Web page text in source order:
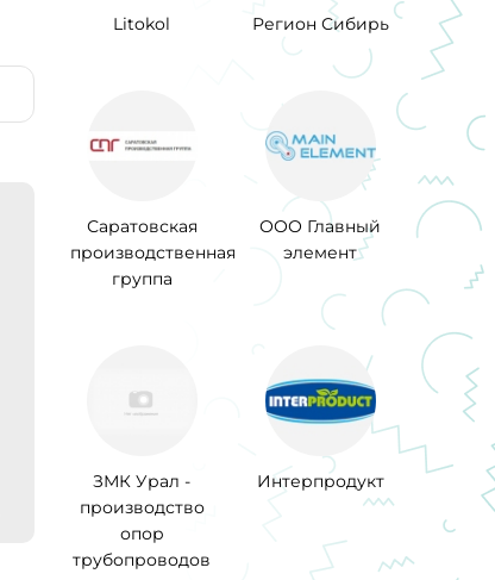
Litokol Регион Сибирь
Саратовская
производственная
группа
ООО Главный
элемент
ЗМК Урал -
производство
опор
трубопроводов
Интерпродукт